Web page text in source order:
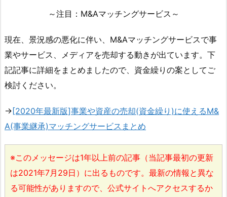
～注目：M&Aマッチングサービス～
現在、景況感の悪化に伴い、M&Aマッチングサービスで事
業やサービス、メディアを売却する動きが出ています。下
記記事に詳細をまとめましたので、資金繰りの案としてご
検討ください。
→[2020年最新版]事業や資産の売却(資金繰り)に使えるM&
A(事業継承)マッチングサービスまとめ
※このメッセージは1年以上前の記事（当記事最初の更新
は2021年7月29日）に出るものです。最新の情報と異な
る可能性がありますので、公式サイトへアクセスするか